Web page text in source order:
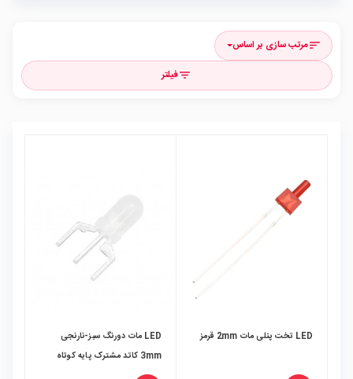
sortمرتب سازی بر اساس
filter_listفیلتر
LED تخت پنلی مات 2mm قرمز
LED مات دورنگ سبز-نارنجی
3mm کاتد مشترک پایه کوتاه